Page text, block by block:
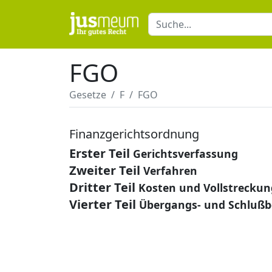
FGO
Gesetze F FGO
Finanzgerichtsordnung
Erster Teil Gerichtsverfassung
Zweiter Teil Verfahren
Dritter Teil Kosten und
Vierter Teil Übergangs- und